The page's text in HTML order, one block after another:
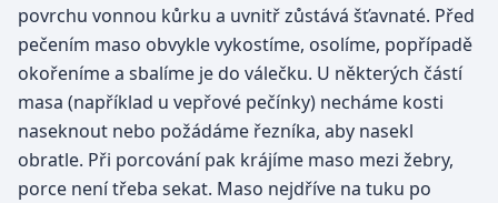
povrchu vonnou kůrku a uvnitř zůstává šťavnaté. Před
pečením maso obvykle vykostíme, osolíme, popřípadě
okořeníme a sbalíme je do válečku. U některých částí
masa (například u vepřové pečínky) necháme kosti
naseknout nebo požádáme řezníka, aby nasekl
obratle. Při porcování pak krájíme maso mezi žebry,
porce není třeba sekat. Maso nejdříve na tuku po